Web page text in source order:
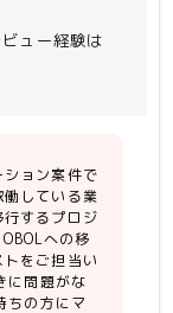
ュー経験は
ョン案件で
している業
するプロジ
への移
をご担当い
に問題がな
ちの方にマ